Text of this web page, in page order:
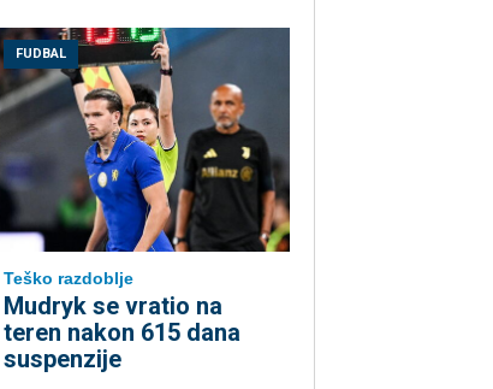
FUDBAL
Teško razdoblje
Mudryk se vratio na
teren nakon 615 dana
suspenzije